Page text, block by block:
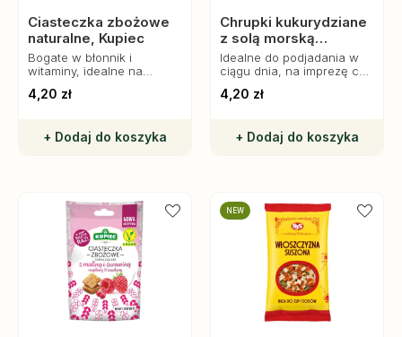
Ciasteczka zbożowe
naturalne, Kupiec
Bogate w błonnik i
witaminy, idealne na
jogurtu, mleka lub jako
4,20 zł
+ Dodaj do koszyka
Chrupki kukurydziane
z solą morską
bezglutenowe BIO
Idealne do podjadania w
ciągu dnia, na imprezę czy
ekologiczne i
4,20 zł
+ Dodaj do koszyka
NEW